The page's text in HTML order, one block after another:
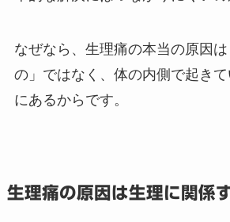
なぜなら、生理痛の本当の原因
の」ではなく、体の内側で起き
にあるからです。
生理痛の原因は生理に関係